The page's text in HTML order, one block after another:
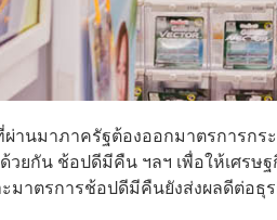
ผ่านมาภาครัฐต้องออกมาตรการกร
วยกัน ช้อปดีมีคืน ฯลฯ เพื่อให้เศรษ
ะมาตรการช้อปดีมีคืนยังส่งผลดีต่อธุ